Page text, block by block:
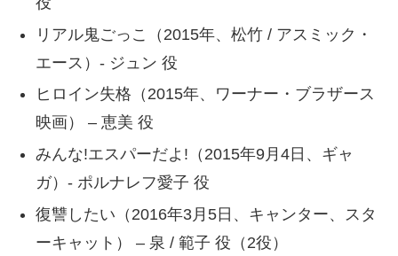
リアル鬼ごっこ（2015年、松竹 / アスミック・
エース）- ジュン 役
ヒロイン失格（2015年、ワーナー・ブラザース
映画） – 恵美 役
みんな!エスパーだよ!（2015年9月4日、ギャ
ガ）- ポルナレフ愛子 役
復讐したい（2016年3月5日、キャンター、スタ
ーキャット） – 泉 / 範子 役（2役）